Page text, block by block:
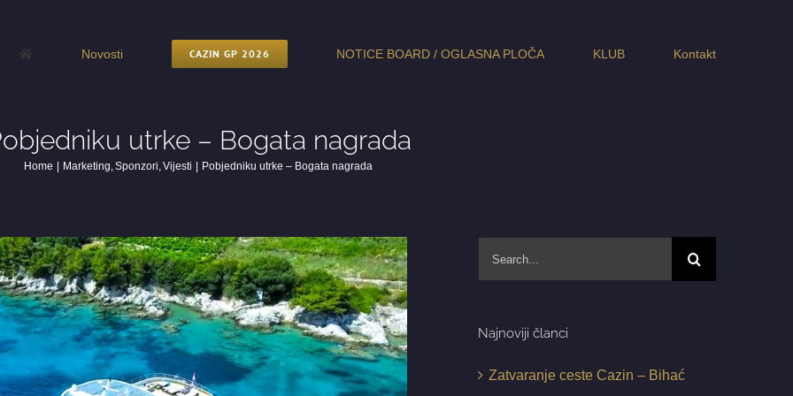
Novosti CAZIN GP 2026 NOTICE BOARD / OGLASNA PLOČA KLUB Kontakt
utrke – Bogata nagrada
Home Marketing Sponzori Vijesti Pobjedniku utrke – Bogata nagrada
Najnoviji članci
Zatvaranje ceste Cazin – Bihać